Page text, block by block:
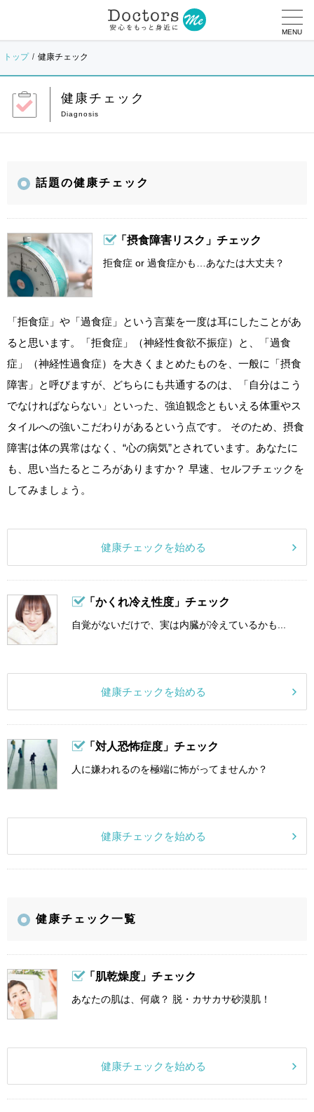
MENU
トップ 健康チェック
健康チェック
話題の健康チェック
「摂食障害リスク」チェック
拒食症 or 過食症かも…あなたは大丈夫？
「拒食症」や「過食症」という言葉を一度は耳にしたことがあ
ると思います。「拒食症」（神経性食欲不振症）と、「過食
症」（神経性過食症）を大きくまとめたものを、一般に「摂食
障害」と呼びますが、どちらにも共通するのは、「自分はこう
でなければならない」といった、強迫観念ともいえる体重やス
タイルへの強いこだわりがあるという点です。 そのため、摂食
障害は体の異常はなく、“心の病気”とされています。あなたに
も、思い当たるところがありますか？ 早速、セルフチェックを
してみましょう。
健康チェックを始める
「かくれ冷え性度」チェック
自覚がないだけで、実は内臓が冷えているかも...
健康チェックを始める
「対人恐怖症度」チェック
人に嫌われるのを極端に怖がってませんか？
健康チェックを始める
健康チェック一覧
「肌乾燥度」チェック
あなたの肌は、何歳？ 脱・カサカサ砂漠肌！
健康チェックを始める